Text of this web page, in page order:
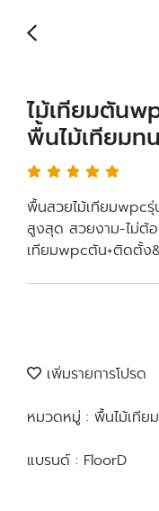
ไม้เทียมตัน
พื้นไม้เทียมท
พื้นสวยไม้เทียมwpc
สูงสุด สวยงาม-ไม่ต้
เทียมwpcตัน+ติดตั้
เพิ่มรายการโปรด
หมวดหมู่ : พื้นไม้เทีย
แบรนด์ : FloorD